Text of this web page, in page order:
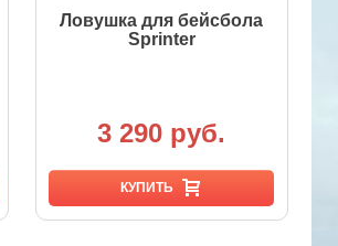
Ловушка для бейсбола
Sprinter
3 290 руб.
КУПИТЬ